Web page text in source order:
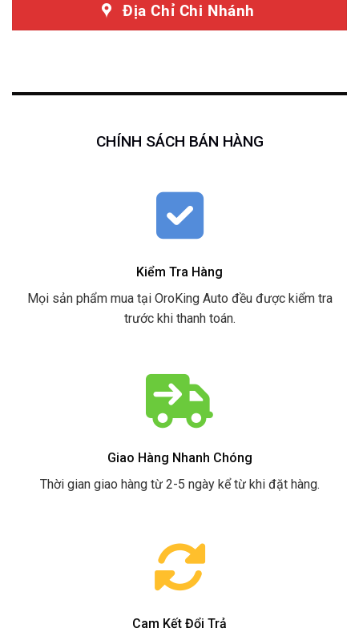
Địa Chỉ Chi Nhánh
CHÍNH SÁCH BÁN HÀNG
Kiểm Tra Hàng
Mọi sản phẩm mua tại OroKing Auto đều được kiểm tra
trước khi thanh toán.
Giao Hàng Nhanh Chóng
Thời gian giao hàng từ 2-5 ngày kể từ khi đặt hàng.
Cam Kết Đổi Trả